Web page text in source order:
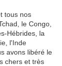
tous nos
le Congo,
Hébrides, la
l'Inde
avons libéré le
chers et très